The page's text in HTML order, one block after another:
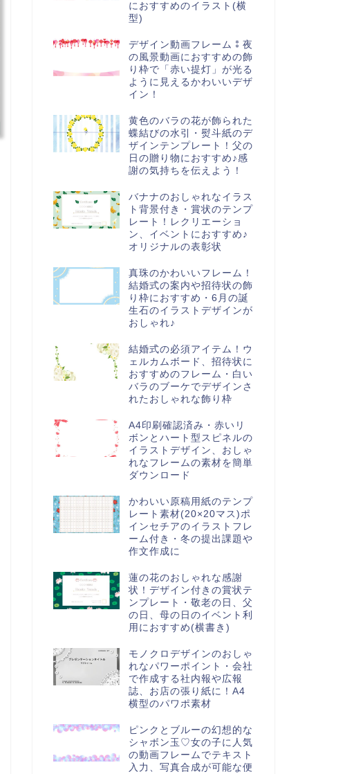
におすすめのイラスト(横
型)
デザイン動画フレーム⁑夜
の風景動画におすすめの飾
り枠で「赤い提灯」が光る
ように見えるかわいいデザ
イン！
黄色のバラの花が飾られた
蝶結びの水引・熨斗紙のデ
ザインテンプレート！父の
日の贈り物におすすめ♪感
謝の気持ちを伝えよう！
バナナのおしゃれなイラス
ト背景付き・賞状のテンプ
レート！レクリエーショ
ン、イベントにおすすめ♪
オリジナルの表彰状
真珠のかわいいフレーム！
結婚式の案内や招待状の飾
り枠におすすめ・6月の誕
生石のイラストデザインが
おしゃれ♪
結婚式の必須アイテム！ウ
ェルカムボード、招待状に
おすすめのフレーム・白い
バラのブーケでデザインさ
れたおしゃれな飾り枠
A4印刷確認済み・赤いリ
ボンとハート型スピネルの
イラストデザイン、おしゃ
れなフレームの素材を簡単
ダウンロード
かわいい原稿用紙のテンプ
レート素材(20×20マス)ポ
インセチアのイラストフレ
ーム付き・冬の提出課題や
作文作成に
蓮の花のおしゃれな感謝
状！デザイン付きの賞状テ
ンプレート・敬老の日、父
の日、母の日のイベント利
用におすすめ(横書き)
モノクロデザインのおしゃ
れなパワーポイント・会社
で作成する社内報や広報
誌、お店の張り紙に！A4
横型のパワポ素材
ピンクとブルーの幻想的な
シャボン玉♡女の子に人気
の動画フレームでテキスト
入力、写真合成が可能な便